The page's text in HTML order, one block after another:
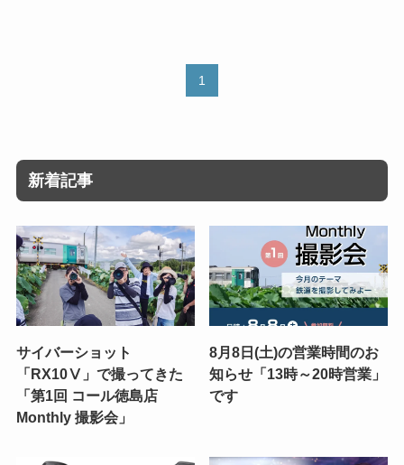
1
新着記事
サイバーショット
「RX10Ⅴ」で撮ってきた
「第1回 コール徳島店
Monthly 撮影会」
8月8日(土)の営業時間のお
知らせ「13時～20時営業」
です